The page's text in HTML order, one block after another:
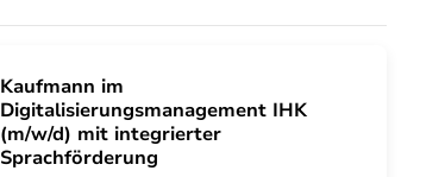
Kaufmann im
Digitalisierungsmanagement IHK
(m/w/d) mit integrierter
Sprachförderung